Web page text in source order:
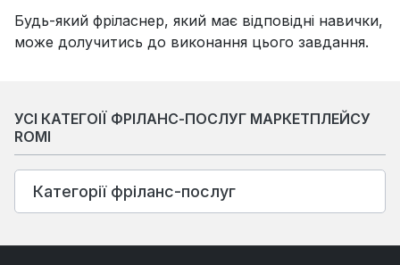
Будь-який фріласнер, який має відповідні навички,
може долучитись до виконання цього завдання.
УСІ КАТЕГОІЇ ФРІЛАНС-ПОСЛУГ МАРКЕТПЛЕЙСУ
ROMI
Категорії фріланс-послуг